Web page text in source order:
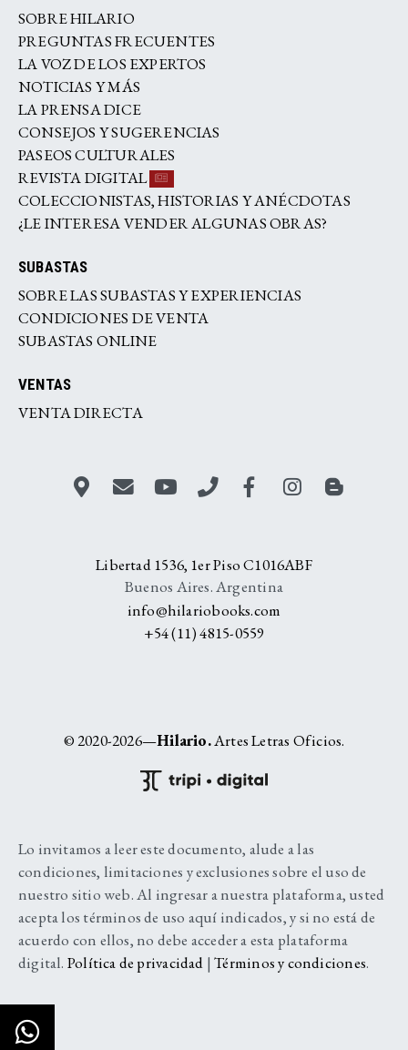
SOBRE HILARIO
PREGUNTAS FRECUENTES
LA VOZ DE LOS EXPERTOS
NOTICIAS Y MÁS
LA PRENSA DICE
CONSEJOS Y SUGERENCIAS
PASEOS CULTURALES
REVISTA DIGITAL
COLECCIONISTAS, HISTORIAS Y ANÉCDOTAS
¿LE INTERESA VENDER ALGUNAS OBRAS?
SUBASTAS
SOBRE LAS SUBASTAS Y EXPERIENCIAS
CONDICIONES DE VENTA
SUBASTAS ONLINE
VENTAS
VENTA DIRECTA
Libertad 1536, 1er Piso C1016ABF
Buenos Aires. Argentina
info@hilariobooks.com
+54 (11) 4815-0559
© 2020-2026—Hilario.Artes Letras Oficios.
Lo invitamos a leer este documento, alude a las
condiciones, limitaciones y exclusiones sobre el uso de
nuestro sitio web. Al ingresar a nuestra plataforma, usted
acepta los términos de uso aquí indicados, y si no está de
acuerdo con ellos, no debe acceder a esta plataforma
digital. Política de privacidad |Términos y condiciones.